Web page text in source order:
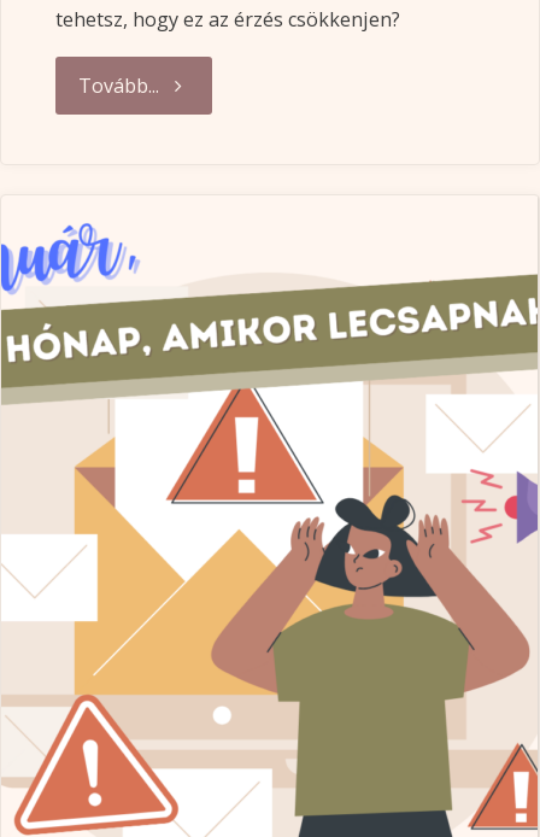
tehetsz, hogy ez az érzés csökkenjen?
Tovább... "Miért